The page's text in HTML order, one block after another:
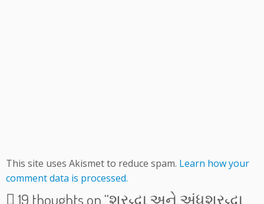
This site uses Akismet to reduce spam. Learn how your
comment data is processed.
19 thoughts on “શ્રદ્ધા અને અંધશ્રદ્ધા